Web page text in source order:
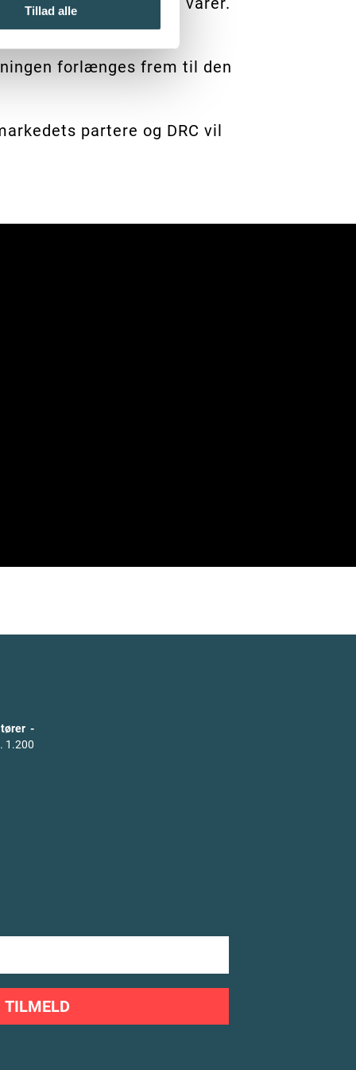
Tillad alle
forlænges frem til den
partere og DRC vil
-
1.200
TILMELD